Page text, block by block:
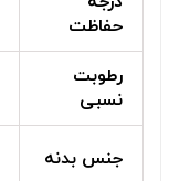
حفاظت
رطوبت
نسبی
جنس بدنه